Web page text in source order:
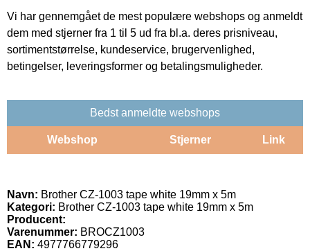
Vi har gennemgået de mest populære webshops og anmeldt
dem med stjerner fra 1 til 5 ud fra bl.a. deres prisniveau,
sortimentstørrelse, kundeservice, brugervenlighed,
betingelser, leveringsformer og betalingsmuligheder.
Bedst anmeldte webshops
Webshop Stjerner Link
Navn: Brother CZ-1003 tape white 19mm x 5m
Kategori: Brother CZ-1003 tape white 19mm x 5m
Producent:
Varenummer: BROCZ1003
EAN: 4977766779296